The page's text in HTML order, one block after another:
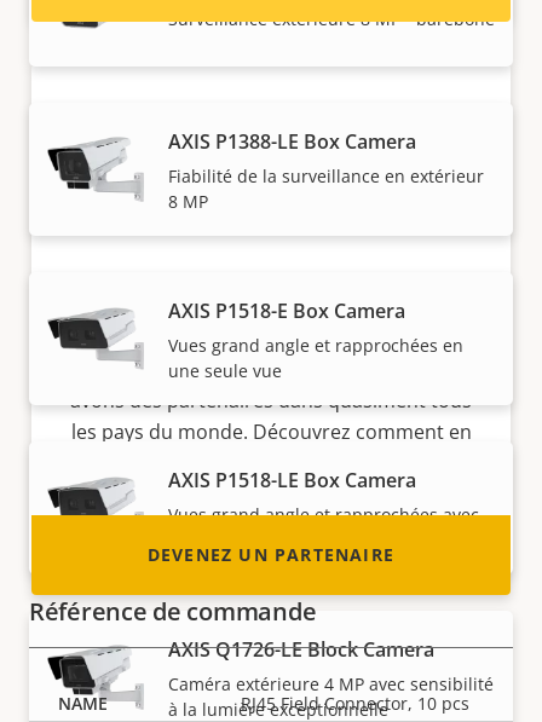
Surveillance extérieure 8 MP - barebone
AXIS P1388-LE Box Camera
Fiabilité de la surveillance en extérieur
8 MP
AXIS P1518-E Box Camera
Vues grand angle et rapprochées en
une seule vue
AXIS P1518-LE Box Camera
Vues grand angle et rapprochées avec
AXIS Q1726-LE Block Camera
Caméra extérieure 4 MP avec sensibilité
à la lumière exceptionnelle
Vous êtes un revendeur, un distributeur, un
intégrateur système ou un installateur ? Nous
avons des partenaires dans quasiment tous
les pays du monde. Découvrez comment en
DEVENEZ UN PARTENAIRE
Référence de commande
RJ45 Field Connector, 10 pcs